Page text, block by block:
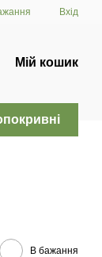
Вхід
Мій кошик
В бажання